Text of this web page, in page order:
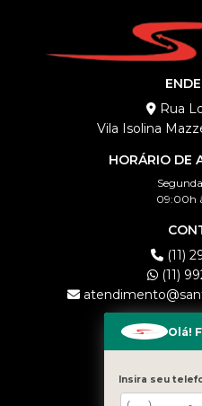
Rua
Vila Isolina
HORÁRIO DE
09:00h
(11)
(11)
Olá!
Insira seu